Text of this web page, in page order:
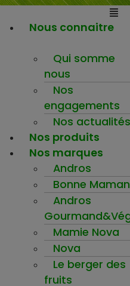
Nous connaitre
Qui somme
nous
Nos
engagements
Nos actualités
Nos produits
Nos marques
Andros
Bonne Maman
Andros
Mamie Nova
Nova
Le berger des
fruits